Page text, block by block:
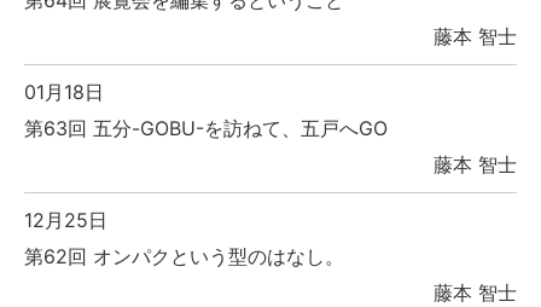
藤本 智士
01月18日
第63回 五分-GOBU-を訪ねて、五戸へGO
藤本 智士
12月25日
第62回 オンパクという型のはなし。
藤本 智士